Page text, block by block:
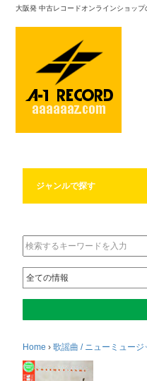
大阪発 中古レコードオンラインショップ
Home ›歌謡曲 / ニューミュージ